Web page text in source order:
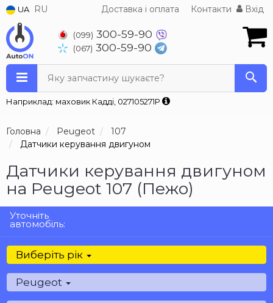
UA RU Доставка і оплата Контакти Вхід
(099) 300-59-90
(067) 300-59-90
Яку запчастину шукаєте?
Наприклад: маховик Кадді, 027105271P
Головна Peugeot
107
Датчики керування двигуном
Датчики керування двигуном
на Peugeot 107 (Пежо)
Уточніть
автомобіль:
Виберіть рік
Peugeot